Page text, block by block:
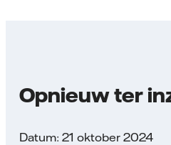
Opnieuw ter
Datum: 21 oktober 2024